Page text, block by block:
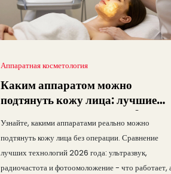
Аппаратная косметология
Каким аппаратом можно
подтянуть кожу лица: лучшие
методы и технологии 2026
Узнайте, какими аппаратами реально можно
подтянуть кожу лица без операции. Сравнение
лучших технологий 2026 года: ультразвук,
радиочастота и фотоомоложение - что работает,